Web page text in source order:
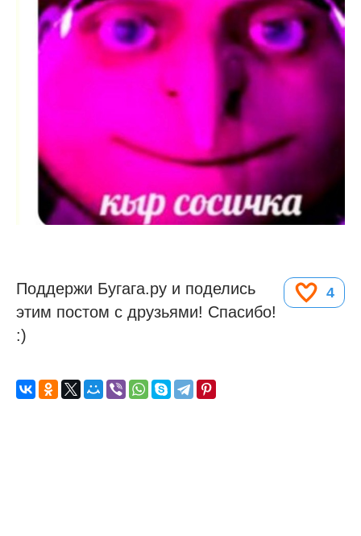
4
Поддержи Бугага.ру и поделись
этим постом с друзьями! Спасибо!
:)